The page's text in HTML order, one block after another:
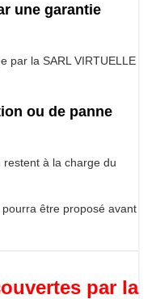
une garantie
par la SARL VIRTUELLE
ou de panne
à la charge du
être proposé avant
par la